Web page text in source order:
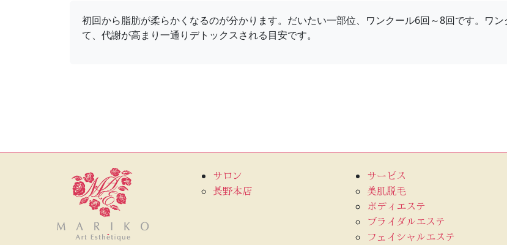
初回から脂肪が柔らかくなるのが分かります。だいたい一部位、ワンクール6回～8回です。ワ
て、代謝が高まり一通りデトックスされる目安です。
サロン
長野本店
サービス
美肌脱毛
ボディエステ
ブライダルエステ
フェイシャルエステ